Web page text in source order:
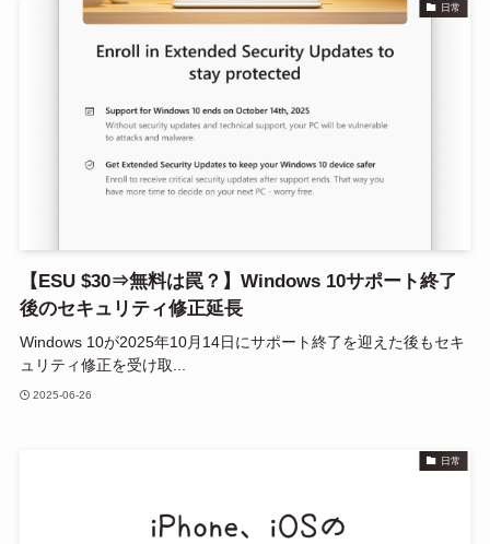
日常
【ESU $30⇒無料は罠？】Windows 10サポート終了
後のセキュリティ修正延長
Windows 10が2025年10月14日にサポート終了を迎えた後もセキ
ュリティ修正を受け取...
2025-06-26
日常